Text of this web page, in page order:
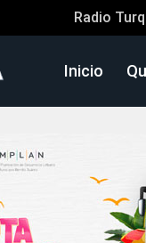
Radio
Inicio